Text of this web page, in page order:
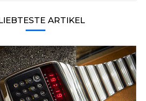
ARTIKEL